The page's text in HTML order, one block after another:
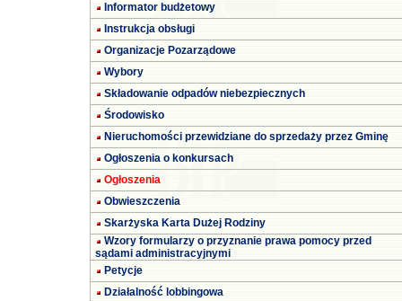
Informator budżetowy
Instrukcja obsługi
Organizacje Pozarządowe
Wybory
Składowanie odpadów niebezpiecznych
Środowisko
Nieruchomości przewidziane do sprzedaży przez Gminę
Ogłoszenia o konkursach
Ogłoszenia
Obwieszczenia
Skarżyska Karta Dużej Rodziny
Wzory formularzy o przyznanie prawa pomocy przed
sądami administracyjnymi
Petycje
Działalność lobbingowa